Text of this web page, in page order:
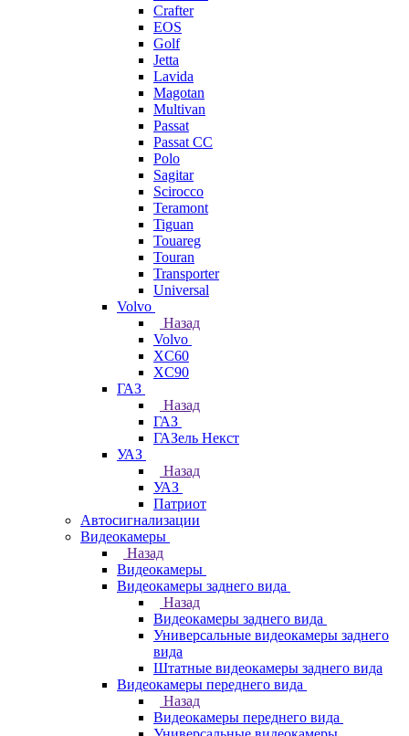
Crafter
EOS
Golf
Jetta
Lavida
Magotan
Multivan
Passat
Passat CC
Polo
Sagitar
Scirocco
Teramont
Tiguan
Touareg
Touran
Transporter
Universal
Volvo
Назад
Volvo
XC60
XC90
ГАЗ
Назад
ГАЗ
ГАЗель Некст
УАЗ
Назад
УАЗ
Патриот
Автосигнализации
Видеокамеры
Назад
Видеокамеры
Видеокамеры заднего вида
Назад
Видеокамеры заднего вида
Универсальные видеокамеры заднего
вида
Штатные видеокамеры заднего вида
Видеокамеры переднего вида
Назад
Видеокамеры переднего вида